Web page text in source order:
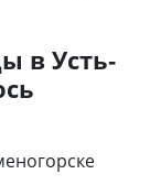
в Усть-